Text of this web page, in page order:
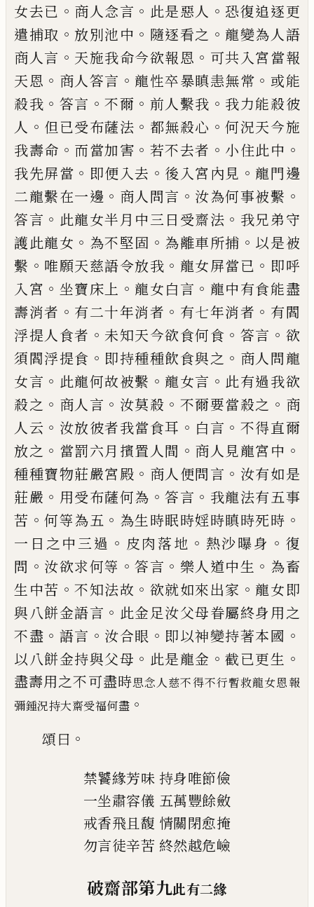
女去已 。 商人念言 。 此是惡人 。 恐復追逐更
遣捕取 。放別池中 。 隨逐看之 。 龍變為人語
商人言 。 天施我命今欲報恩 。 可共入宮當報
天恩 。 商人答言 。 龍性卒暴瞋恚無常 。 或能
殺我 。 答言 。不爾 。 前人繫我 。 我力能殺彼
人 。 但已受布薩法 。 都無殺心 。何況天今施
我壽命 。 而當加害 。 若不去者 。 小住此中 。
我先屏當 。 即便入去 。 後入宮內見 。 龍門邊
二龍繫在一邊 。 商人問言 。 汝為何事被繫 。
答言 。 此龍女半月中三日受齋法 。 我兄弟守
護此龍女 。 為不堅固 。 為離車所捕 。 以是被
繫 。 唯願天慈語令放我 。 龍女屏當已 。 即呼
入宮 。 坐寶床上 。 龍女白言 。 龍中有食能盡
壽消者 。 有二十年消者 。 有七年消者 。 有閻
浮提人食者 。 未知天今欲食何食 。 答言 。 欲
須閻浮提食 。 即持種種飲食與之 。 商人問龍
女言 。 此龍何故被繫 。 龍女言 。 此有過我欲
殺之 。 商人言 。 汝莫殺 。 不爾要當殺之 。 商
人云 。 汝放彼者我當食耳 。 白言 。 不得直爾
放之 。 當罰六月擯置人間 。 商人見龍宮中 。
種種寶物莊嚴宮殿 。 商人便問言 。 汝有如是
莊嚴 。 用受布薩何為 。答言 。 我龍法有五事
苦 。何等為五 。 為生時眠時婬時瞋時死時 。
一 日之中三過 。 皮肉落地 。 熱沙曝身 。 復
問 。 汝欲求何等 。答言 。 樂人道中生 。 為畜
生中苦 。不知法故 。 欲就如來出家 。 龍女即
與八餅金語言 。 此金足汝父母眷屬終身用之
不盡 。 語言 。 汝合眼 。 即以神變持著本國 。
以八餅金持與父母 。 此是龍金 。截已更生 。
盡壽用之不可盡時思念人慈不得不行暫救龍女恩報
彌鍾況持大齋受福何盡 。
頌曰 。
禁饕緣芳味 持身唯節儉
一坐肅容儀 五萬豐餘斂
戒香飛且馥 情關閉愈掩
勿言徒辛苦 終然越危嶮
破齋部第九此有二緣